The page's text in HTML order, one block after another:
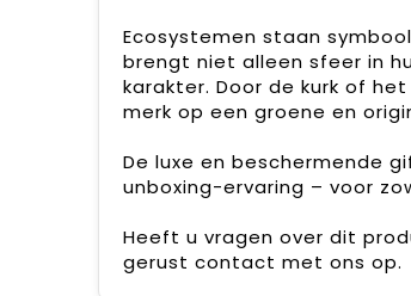
Ecosystemen staan
brengt niet alleen sfeer in
karakter. Door de kurk of
merk op een groene en
De luxe en beschermende
unboxing-ervaring – voor
Heeft u vragen over dit
gerust contact met ons op.